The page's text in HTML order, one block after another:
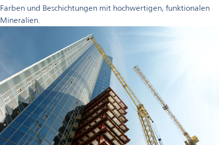
Farben und Beschichtungen mit hochwertigen, funktionalen
Mineralien.